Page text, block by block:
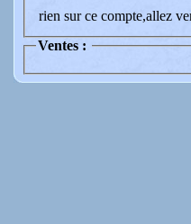
rien sur ce compte,allez
Ventes :